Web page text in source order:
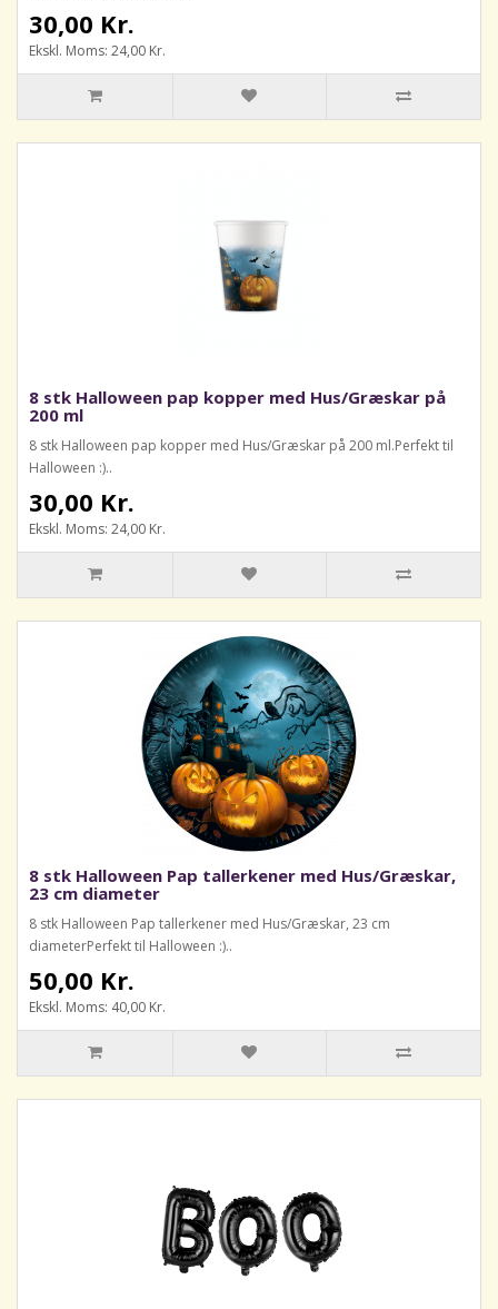
30,00 Kr.
Ekskl. Moms: 24,00 Kr.
8 stk Halloween pap kopper med Hus/Græskar på
200 ml
8 stk Halloween pap kopper med Hus/Græskar på 200 ml.Perfekt til
Halloween :)..
30,00 Kr.
Ekskl. Moms: 24,00 Kr.
8 stk Halloween Pap tallerkener med Hus/Græskar,
23 cm diameter
8 stk Halloween Pap tallerkener med Hus/Græskar, 23 cm
diameterPerfekt til Halloween :)..
50,00 Kr.
Ekskl. Moms: 40,00 Kr.